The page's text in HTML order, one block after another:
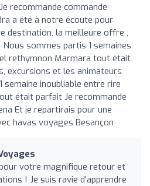
Je recommande commande
a été à notre écoute pour
destination, la meilleure offre ,
sommes partis 1 semaines
rethymnon Marmara tout était
excursions et les animateurs
semaine inoubliable entre rire
était parfait Je recommande
Et je repartirais pour une
havas voyages Besançon
votre magnifique retour et
! Je suis ravie d'apprendre